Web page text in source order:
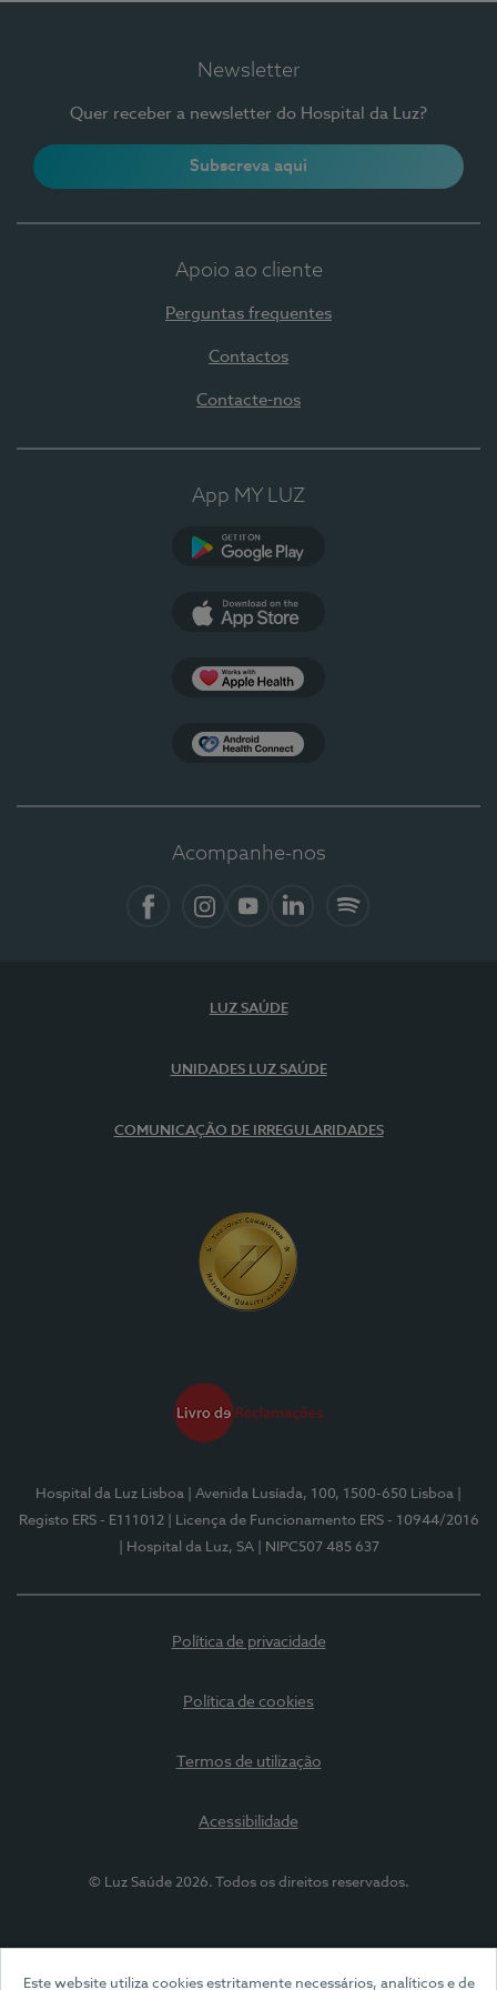
Este website utiliza cookies estritamente necessários, analíticos e de
Newsletter
Quer receber a newsletter do Hospital da Luz?
Subscreva aqui
Apoio ao cliente
Perguntas frequentes
Contactos
Contacte-nos
App MY LUZ
Acompanhe-nos
LUZ SAÚDE
UNIDADES LUZ SAÚDE
COMUNICAÇÃO DE IRREGULARIDADES
Hospital da Luz Lisboa | Avenida Lusíada, 100, 1500-650 Lisboa
Registo ERS - E111012
| Licença de Funcionamento ERS - 10944/2016
| Hospital da Luz, SA
| NIPC507 485 637
Política de privacidade
Política de cookies
Termos de utilização
Acessibilidade
© Luz Saúde 2026. Todos os direitos reservados.